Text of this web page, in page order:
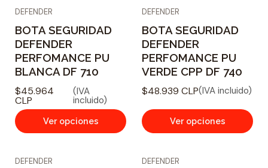
DEFENDER
BOTA SEGURIDAD
DEFENDER
PERFOMANCE PU
BLANCA DF 710
$45.964
CLP
(IVA
incluido)
Ver opciones
DEFENDER
BOTA SEGURIDAD
DEFENDER
PERFOMANCE PU
VERDE CPP DF 740
$48.939 CLP(IVA incluido)
Ver opciones
DEFENDER DEFENDER